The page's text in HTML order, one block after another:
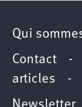
Qui
Contact -
articles -